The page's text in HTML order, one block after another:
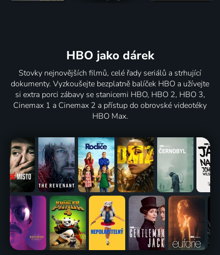
HBO jako dárek
Stovky nejnovějších filmů, celé řady seriálů a strhující
dokumenty. Vyzkoušejte bezplatně balíček HBO a užívejte
si extra porci zábavy se stanicemi HBO, HBO 2, HBO 3,
Cinemax 1 a Cinemax 2 a přístup do obrovské videotéky
HBO Max.